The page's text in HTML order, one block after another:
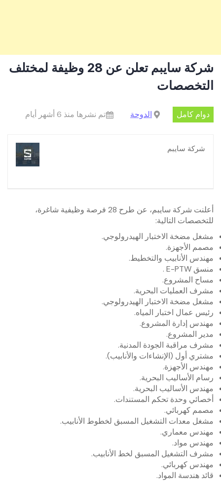
شركة سايبم تعلن عن 28 وظيفة لمختلف
التخصصات
دوام كامل الدوحة تم نشرها منذ 6 أشهر أيام
شركة سايبم
أعلنت شركة سايبم، عن طرح 28 فرصة وظيفية شاغرة،
للتخصصات التالية:
مشغل مضخة الاختبار الهيدرولوجي.
مصمم الأجهزة.
مهندس الأنابيب والتخطيط.
منسق E-PTW .
مساح المشروع.
مشرف العمليات البحرية.
مشغل مضخة الاختبار الهيدرولوجي.
رئيس عمال اختبار المياه.
مهندس إدارة المشروع.
مدير المشروع.
مشرف مراقبة الجودة المدنية.
مشتري أول (الإنشاءات والأنابيب).
مهندس الأجهزة.
رسام الأساليب البحرية.
مهندس الأساليب البحرية.
أخصائي وحدة تحكم المستندات.
مصمم كهربائي.
مشغل معدات التشغيل المسبق لخطوط الأنابيب.
مهندس معماري.
مهندس مواد.
مشرف التشغيل المسبق لخط الأنابيب.
مهندس كهربائي.
قائد هندسة المواد.